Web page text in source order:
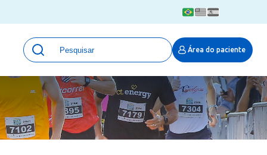
Área do paciente
Unidades
Qualidade e Segurança em saúde
Eventos
Portal Pesquisa
Programa de Qualidade em Pesquisa
(ProQuali)